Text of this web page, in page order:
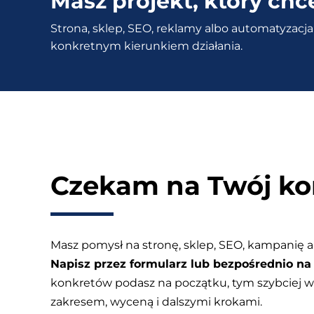
kopia
zapasowa
[Migration,
Staging
Strona, sklep, SEO, reklamy albo
konkretnym kierunkiem działania.
Czekam na Twój
Masz pomysł na stronę, sklep, SEO, kampanię
Napisz przez formularz lub bezpośrednio
konkretów podasz na początku, tym szybciej
zakresem, wyceną i dalszymi krokami.